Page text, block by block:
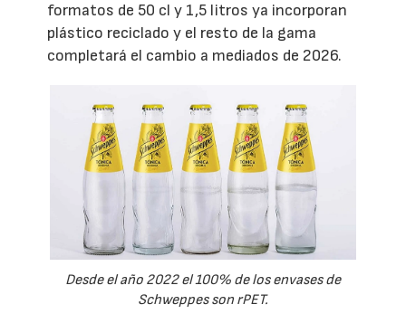
formatos de 50 cl y 1,5 litros ya incorporan
plástico reciclado y el resto de la gama
completará el cambio a mediados de 2026.
Desde el año 2022 el 100% de los envases de
Schweppes son rPET.